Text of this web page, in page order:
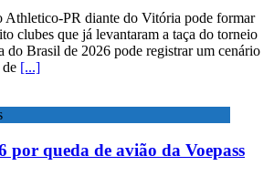
Athletico-PR diante do Vitória pode formar
clubes que já levantaram a taça do torneio
do Brasil de 2026 pode registrar um cenário
de [...]
por queda de avião da Voepass